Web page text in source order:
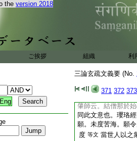
the version 2018
ご挨拶 組織 利
Eng
三論玄疏文義要 (No.
371 372 373
法爾繋屬。雖非
理。義勢相 10
法華義疏第四云 釋
從
種子。於衆生田。
爲佛種子也。○一乘
云云
肇師云。結僧那於
同此文意也。瓔珞
願。未度苦海。願
度 等文 當世人以之